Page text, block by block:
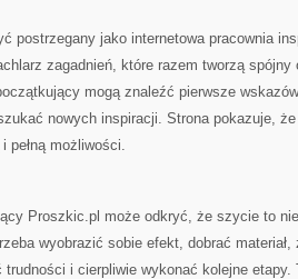
postrzegany jako internetowa pracownia
zagadnień, które razem tworzą
mogą znaleźć pierwsze
nowych inspiracji. Strona pokazuje,
pełną możliwości.
Proszkic.pl może odkryć, że szycie to
wyobrazić sobie efekt, dobrać materiał,
trudności i cierpliwie wykonać kolejne